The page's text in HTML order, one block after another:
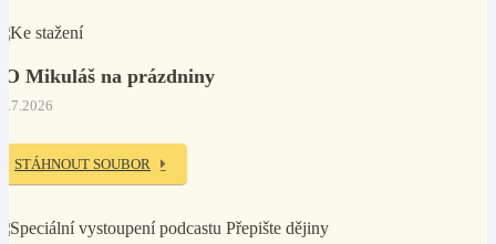
Mikuláš na prázdniny
STÁHNOUT SOUBOR